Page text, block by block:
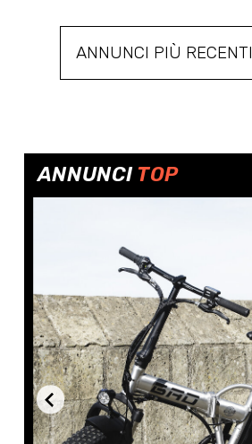
ANNUNCI PIÙ RECENTI
ANNUNCI TOP